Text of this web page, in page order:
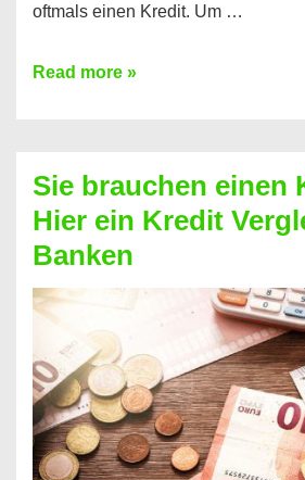
oftmals einen Kredit. Um …
Brauchen
Summe
Geld?
Hier
einen
10000
Euro
Kredit
finden
Read more »
Sie brauchen einen
Hier ein Kredit
Banken